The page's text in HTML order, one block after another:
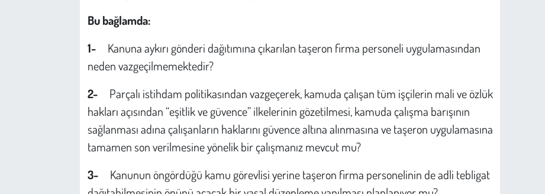
Bu bağlamda:
1- Kanuna aykırı gönderi dağıtımına çıkarılan taşeron firma personeli uygulamasından
neden vazgeçilmemektedir?
2- Parçalı istihdam politikasından vazgeçerek, kamuda çalışan tüm işçilerin mali ve özlük
hakları açısından “eşitlik ve güvence” ilkelerinin gözetilmesi, kamuda çalışma barışının
sağlanması adına çalışanların haklarını güvence altına alınmasına ve taşeron uygulamasına
tamamen son verilmesine yönelik bir çalışmanız mevcut mu?
3- Kanunun öngördüğü kamu görevlisi yerine taşeron firma personelinin de adli tebligat